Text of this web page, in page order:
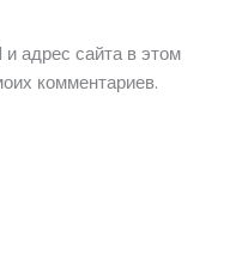
адрес сайта в этом
комментариев.